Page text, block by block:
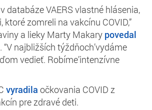
databáze VAERS vlastné hlásenia,
ktoré zomreli na vakcínu COVID,”
a lieky Marty Makary povedal
“V najbližších týždňoch’vydáme
vedieť. Robíme’intenzívne
vyradila očkovania COVID z
pre zdravé deti.